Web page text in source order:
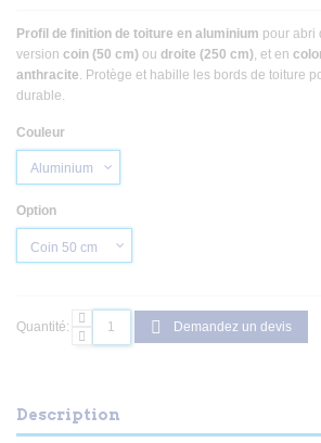
Profil de finition de toiture en aluminium pour abri
version coin (50 cm) ou droite (250 cm) , et en
anthracite . Protège et habille les bords de toiture
durable.
Couleur
Option
Quantité: Demandez un devis
Description